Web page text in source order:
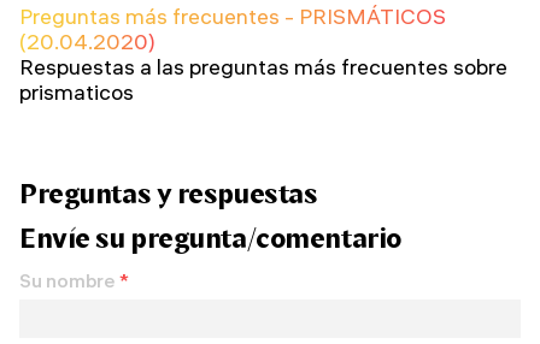
Preguntas más frecuentes - PRISMÁTICOS
(20.04.2020)
Respuestas a las preguntas más frecuentes sobre
prismaticos
Preguntas y respuestas
Envíe su pregunta/comentario
Su nombre *